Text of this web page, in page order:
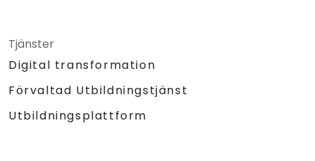
Tjänster
Digital transformation
Förvaltad Utbildningstjänst
Utbildningsplattform